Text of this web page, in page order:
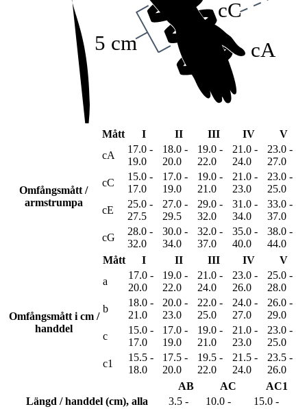
5 cm
cC
cA
Mått I II III IV V
Omfångsmått /
armstrumpa
cA
17.0 -
19.0
18.0 -
20.0
19.0 -
22.0
21.0 -
24.0
23.0 -
27.0
cC
15.0 -
17.0
17.0 -
19.0
19.0 -
21.0
21.0 -
23.0
23.0 -
25.0
cE
25.0 -
27.5
27.0 -
29.5
29.0 -
32.0
31.0 -
34.0
33.0 -
37.0
cG
28.0 -
32.0
30.0 -
34.0
32.0 -
37.0
35.0 -
40.0
38.0 -
44.0
Mått
I II III IV V
Omfångsmått i cm /
handdel
a
17.0 -
20.0
19.0 -
22.0
21.0 -
24.0
23.0 -
26.0
25.0 -
28.0
b
18.0 -
21.0
20.0 -
23.0
22.0 -
25.0
24.0 -
27.0
26.0 -
29.0
c
15.0 -
17.0
17.0 -
19.0
19.0 -
21.0
21.0 -
23.0
23.0 -
25.0
c1
15.5 -
18.0
17.5 -
20.0
19.5 -
22.0
21.5 -
24.0
23.5 -
26.0
AB
AC
AC1
Längd / handdel (cm), alla
3.5 -
10.0 -
15.0 -